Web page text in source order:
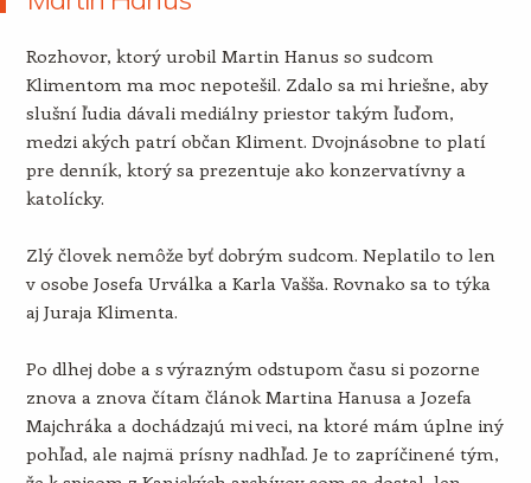
Rozhovor, ktorý urobil Martin Hanus so sudcom
Klimentom ma moc nepotešil. Zdalo sa mi hriešne, aby
slušní ľudia dávali mediálny priestor takým ľuďom,
medzi akých patrí občan Kliment. Dvojnásobne to platí
pre denník, ktorý sa prezentuje ako konzervatívny a
katolícky.
Zlý človek nemôže byť dobrým sudcom. Neplatilo to len
v osobe Josefa Urválka a Karla Vašša. Rovnako sa to týka
aj Juraja Klimenta.
Po dlhej dobe a s výrazným odstupom času si pozorne
znova a znova čítam článok Martina Hanusa a Jozefa
Majchráka a dochádzajú mi veci, na ktoré mám úplne iný
pohľad, ale najmä prísny nadhľad. Je to zapríčinené tým,